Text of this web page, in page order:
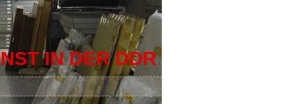
IN DER DDR